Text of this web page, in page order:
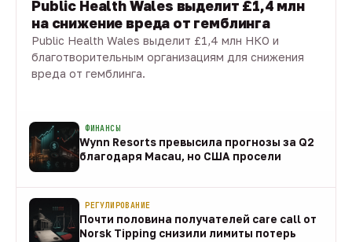
Public Health Wales выделит £1,4 млн
на снижение вреда от гемблинга
Public Health Wales выделит £1,4 млн НКО и
благотворительным организациям для снижения
вреда от гемблинга.
ФИНАНСЫ
Wynn Resorts превысила прогнозы за Q2
благодаря Macau, но США просели
РЕГУЛИРОВАНИЕ
Почти половина получателей care call от
Norsk Tipping снизили лимиты потерь